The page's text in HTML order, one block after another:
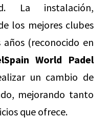
La instalación,
los mejores clubes
(reconocido en
World Padel
un cambio de
mejorando tanto
que ofrece.